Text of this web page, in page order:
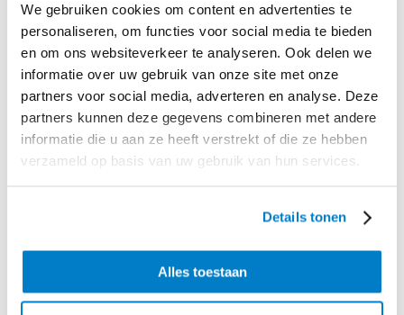
We gebruiken cookies om content en advertenties te
personaliseren, om functies voor social media te bieden
en om ons websiteverkeer te analyseren. Ook delen we
informatie over uw gebruik van onze site met onze
partners voor social media, adverteren en analyse. Deze
partners kunnen deze gegevens combineren met andere
informatie die u aan ze heeft verstrekt of die ze hebben
verzameld op basis van uw gebruik van hun services.
Details tonen
Alles toestaan
Meng de groenten en rösti en voeg naar smaak zout en peper toe
Op het laatste moment de in blokjes gesneden roquefort verdelen
Serveer er de frisse salade bij
Wijnsuggestie: een stevige Chardonnay